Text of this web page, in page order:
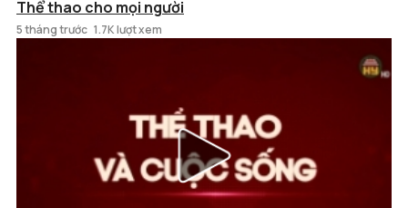
Thể thao cho mọi người
5 tháng trước 1.7K lượt xem